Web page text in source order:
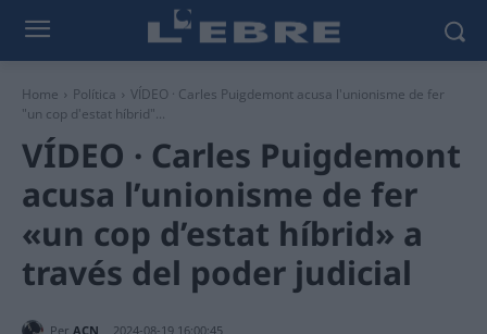
Home Política
VÍDEO · Carles Puigdemont acusa l'unionisme de fer
"un cop d'estat híbrid"...
VÍDEO · Carles Puigdemont
acusa l’unionisme de fer
«un cop d’estat híbrid» a
través del poder judicial
Per ACN 2024-08-19 16:00:45